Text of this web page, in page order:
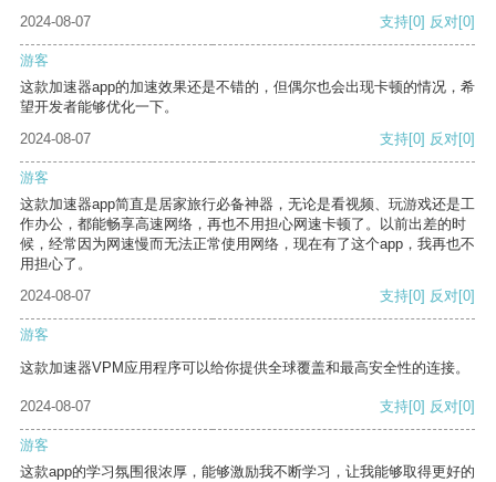
2024-08-07
支持[0] 反对[0]
游客
这款加速器app的加速效果还是不错的，但偶尔也会出现卡顿的情况，希
望开发者能够优化一下。
2024-08-07
支持[0] 反对[0]
游客
这款加速器app简直是居家旅行必备神器，无论是看视频、玩游戏还是工
作办公，都能畅享高速网络，再也不用担心网速卡顿了。以前出差的时
候，经常因为网速慢而无法正常使用网络，现在有了这个app，我再也不
用担心了。
2024-08-07
支持[0] 反对[0]
游客
这款加速器VPM应用程序可以给你提供全球覆盖和最高安全性的连接。
2024-08-07 支持[0] 反对[0]
游客
这款app的学习氛围很浓厚，能够激励我不断学习，让我能够取得更好的